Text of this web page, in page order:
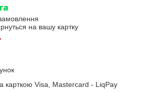
на вашу картку
карткою Visa, Mastercard - LiqPay